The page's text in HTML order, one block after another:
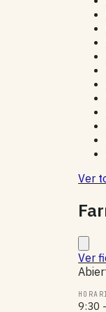
Ver
Ver
9:30